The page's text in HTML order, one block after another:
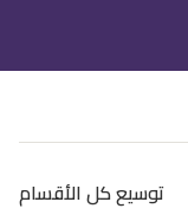
توسيع كل الأقسام